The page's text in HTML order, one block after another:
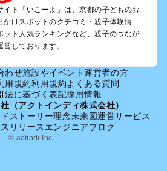
波のプールお出かけ
ールお出かけ
宮のプールお出かけ
出かけ
寺・北白川周辺のプールお出かけ
ルお出かけ
ポット
イト「いこーよ」は、京都の子どものお
かけスポットのクチコミ・親子体験情
ット人気ランキングなど、親子のつなが
しております。
わせ施設やイベント運営者の方
用規約利用規約よくある質問
法に基づく表記採用情報
（アクトインディ株式会社）
ストーリー理念未来図運営サービス
リリース エンジニアブログ
© actindi Inc.